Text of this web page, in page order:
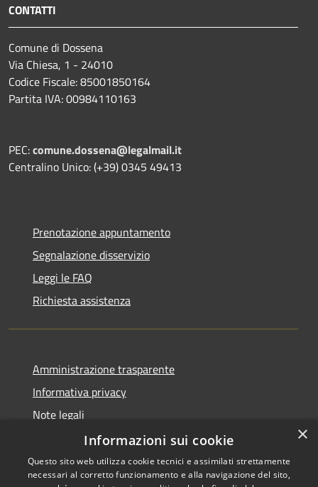
CONTATTI
Comune di Dossena
Via Chiesa, 1 - 24010
Codice Fiscale: 85001850164
Partita IVA: 00984110163
PEC:comune.dossena@legalmail.it
Centralino Unico: (+39) 0345 49413
Prenotazione appuntamento
Segnalazione disservizio
Leggi le FAQ
Richiesta assistenza
Amministrazione trasparente
Informativa privacy
Note legali
Dichiarazione di accessibilità
×
Informazioni sui cookie
Questo sito web utilizza cookie tecnici e assimilati strettamente
necessari al corretto funzionamento e alla navigazione del sito,